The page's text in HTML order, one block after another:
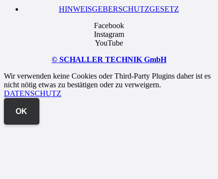
HINWEISGEBERSCHUTZGESETZ
Facebook
Instagram
YouTube
© SCHALLER TECHNIK GmbH
Wir verwenden keine Cookies oder Third-Party Plugins daher ist es
nicht nötig etwas zu bestätigen oder zu verweigern.
DATENSCHUTZ
OK